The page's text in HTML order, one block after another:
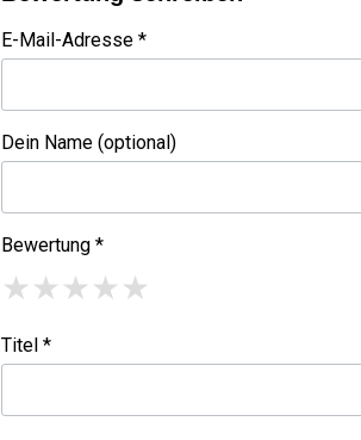
E-Mail-Adresse *
Dein Name (optional)
Bewertung *
★★★★★
Titel *